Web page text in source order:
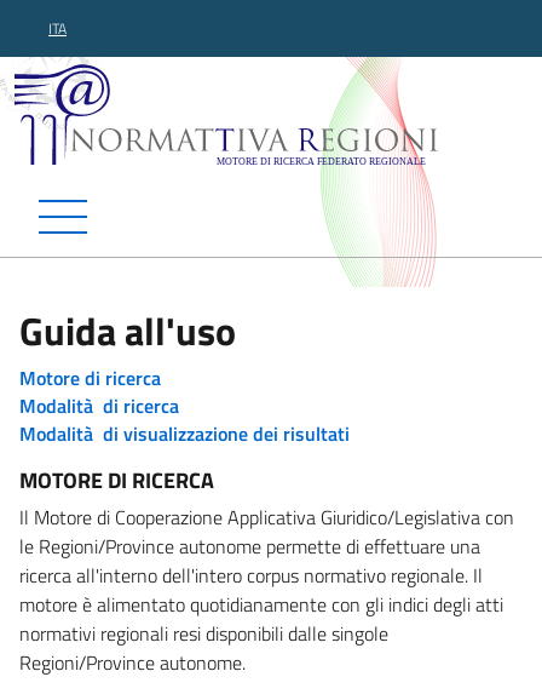
ITA
Normattiva Regioni -
Guida all'uso
Motore di ricerca
Modalità di ricerca
Modalità di visualizzazione dei risultati
MOTORE DI RICERCA
Il Motore di Cooperazione Applicativa Giuridico/Legislativa con
le Regioni/Province autonome permette di effettuare una
ricerca all'interno dell'intero corpus normativo regionale. Il
motore è alimentato quotidianamente con gli indici degli atti
normativi regionali resi disponibili dalle singole
Regioni/Province autonome.